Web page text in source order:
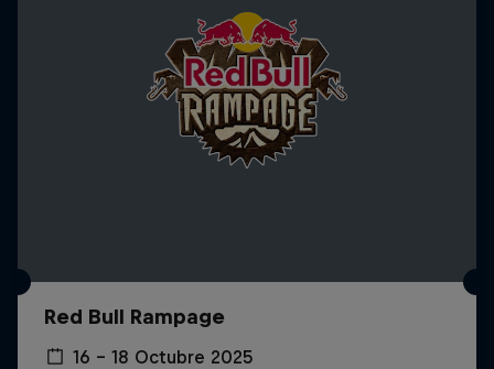
Red Bull Rampage
16 – 18 Octubre 2025